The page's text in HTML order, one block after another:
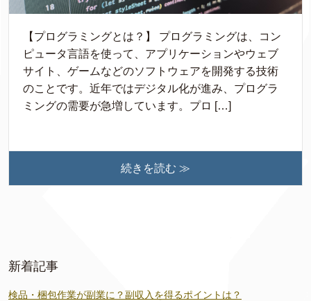
【プログラミングとは？】 プログラミングは、コン
ピュータ言語を使って、アプリケーションやウェブ
サイト、ゲームなどのソフトウェアを開発する技術
のことです。近年ではデジタル化が進み、プログラ
ミングの需要が急増しています。プロ […]
続きを読む ≫
新着記事
検品・梱包作業が副業に？副収入を得るポイントは？